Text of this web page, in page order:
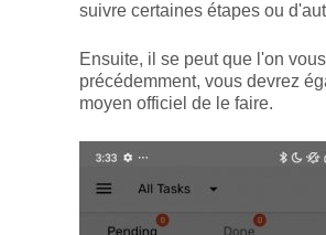
suivre certaines étapes ou
Ensuite, il se peut que l'on
précédemment, vous devrez
moyen officiel de le faire.